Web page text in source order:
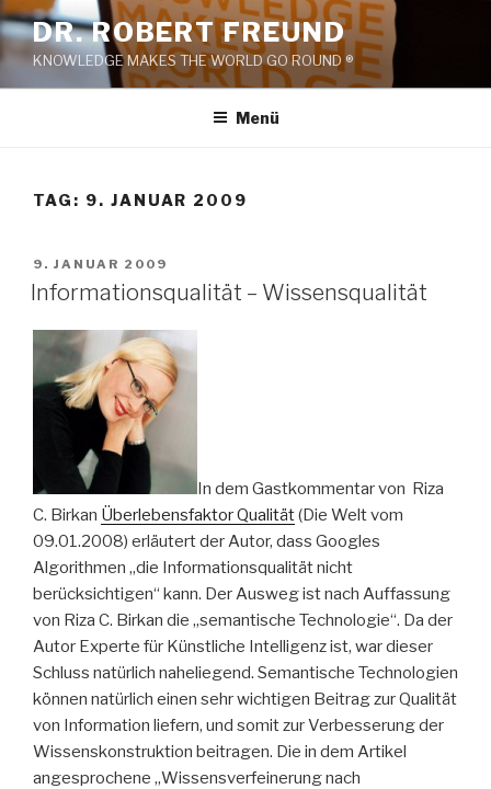
Zum
Inhalt
springen
DR. ROBERT FREUND
KNOWLEDGE MAKES THE WORLD GO ROUND ®
Menü
TAG: 9. JANUAR 2009
VERÖFFENTLICHT
AM
9. JANUAR 2009
Informationsqualität – Wissensqualität
In dem Gastkommentar von Riza
C. Birkan Überlebensfaktor Qualität(Die Welt vom
09.01.2008) erläutert der Autor, dass Googles
Algorithmen „die Informationsqualität nicht
berücksichtigen“ kann. Der Ausweg ist nach Auffassung
von Riza C. Birkan die „semantische Technologie“. Da der
Autor Experte für Künstliche Intelligenz ist, war dieser
Schluss natürlich naheliegend. Semantische Technologien
können natürlich einen sehr wichtigen Beitrag zur Qualität
von Information liefern, und somit zur Verbesserung der
Wissenskonstruktion beitragen. Die in dem Artikel
angesprochene „Wissensverfeinerung nach